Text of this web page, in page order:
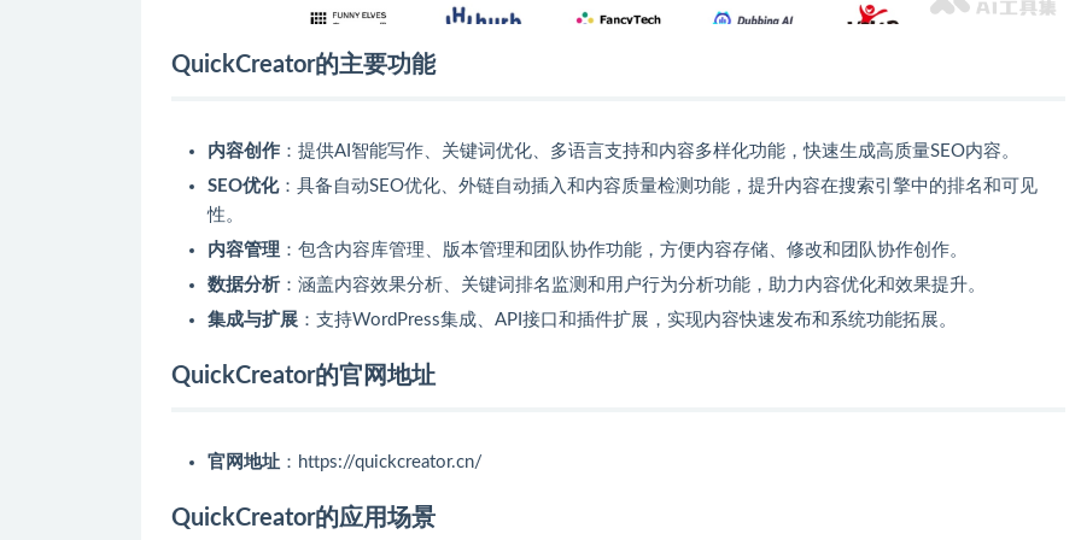
QuickCreator的主要功能
内容创作 ：提供AI智能写作、关键词优化、多语言支持和内容多样化功能，快速生成高质量SEO内容。
SEO优化：具备自动SEO优化、外链自动插入和内容质量检测功能，提升内容在搜索引擎中的排名和可见
性。
内容管理 ：包含内容库管理、版本管理和团队协作功能，方便内容存储、修改和团队协作创作。
数据分析 ：涵盖内容效果分析、关键词排名监测和用户行为分析功能，助力内容优化和效果提升。
集成与扩展 ：支持WordPress集成、API接口和插件扩展，实现内容快速发布和系统功能拓展。
QuickCreator的官网地址
官网地址 ：https://quickcreator.cn/
QuickCreator的应用场景